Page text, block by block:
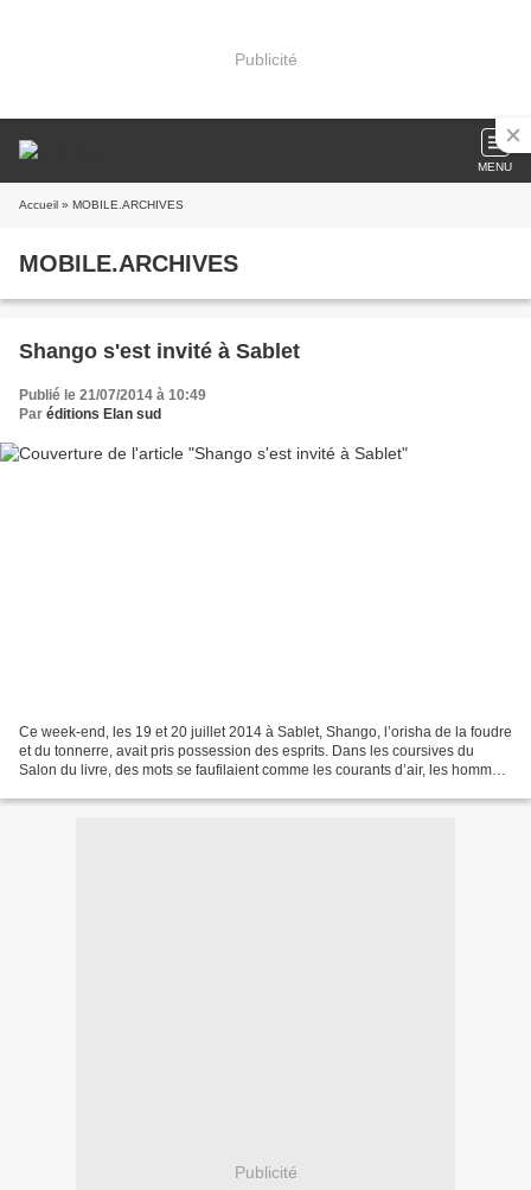
Publicité
MENU
Accueil » MOBILE.ARCHIVES
MOBILE.ARCHIVES
Shango s'est invité à Sablet
Publié le 21/07/2014 à 10:49
Par éditions Elan sud
Ce week-end, les 19 et 20 juillet 2014 à Sablet, Shango, l’orisha de la foudre
et du tonnerre, avait pris possession des esprits. Dans les coursives du
Salon du livre, des mots se faufilaient comme les courants d’air, les hommes
Publicité